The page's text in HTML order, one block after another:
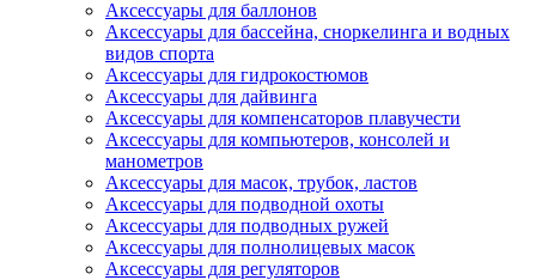
Аксессуары для баллонов
Аксессуары для бассейна, сноркелинга и водных
видов спорта
Аксессуары для гидрокостюмов
Аксессуары для дайвинга
Аксессуары для компенсаторов плавучести
Аксессуары для компьютеров, консолей и
манометров
Аксессуары для масок, трубок, ластов
Аксессуары для подводной охоты
Аксессуары для подводных ружей
Аксессуары для полнолицевых масок
Аксессуары для регуляторов